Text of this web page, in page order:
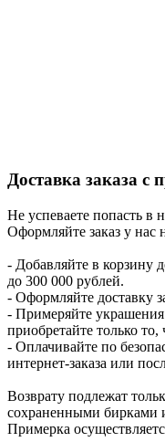
Доставка заказа с
Не успеваете попасть в
Оформляйте заказ у нас
- Добавляйте в корзину
до 300 000 рублей.
- Оформляйте доставку
- Примеряйте
приобретайте только
- Оплачивайте по
интернет-заказа или
Возврату подлежат
сохраненными бирками
Примерка